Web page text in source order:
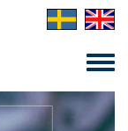
Toggle
menu